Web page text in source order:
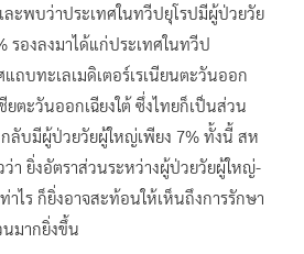
ะพบว่าประเทศในทวีปยุโรปมีผู้ป่วยวัย
รองลงมาได้แก่ประเทศในทวีป
ถบทะเลเมดิเตอร์เรเนียนตะวันออก
ยตะวันออกเฉียงใต้ ซึ่งไทยก็เป็นส่วน
ลับมีผู้ป่วยวัยผู้ใหญ่เพียง 7% ทั้งนี้ สห
า ยิ่งอัตราส่วนระหว่างผู้ป่วยวัยผู้ใหญ่-
าไร ก็ยิ่งอาจสะท้อนให้เห็นถึงการรักษา
มากยิ่งขึ้น